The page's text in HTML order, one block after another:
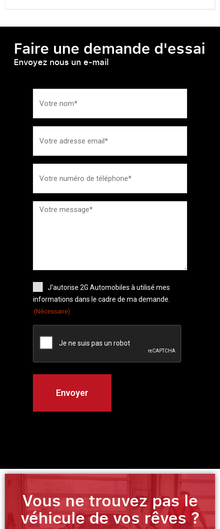
Faire une demande d'essai
Envoyez nous un e-mail
J'autorise 2G Automobiles à utilisé mes
informations dans le cadre de ma demande.
(Nécessaire)
Vous ne trouvez pas le
véhicule de vos rêves ?